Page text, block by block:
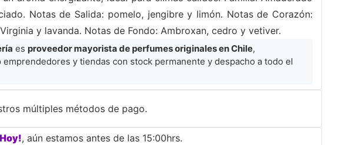
Notas de Salida: pomelo, jengibre y limón. Notas de Corazón:
y lavanda. Notas de Fondo: Ambroxan, cedro y vetiver.
es proveedor mayorista de perfumes originales en Chile,
emprendedores y tiendas con stock permanente y despacho a todo el
múltiples métodos de pago.
Hoy!, aún estamos antes de las 15:00hrs.